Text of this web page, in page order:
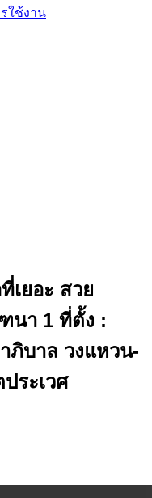
ใช้งาน
เยอะ สวย
นา 1 ที่ตั้ง :
ภิบาล วงแหวน-
ระเวศ